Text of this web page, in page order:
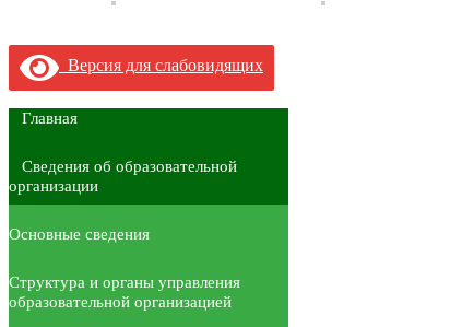
Версия для слабовидящих
Главная
Сведения об образовательной
организации
Основные сведения
Структура и органы управления
образовательной организацией